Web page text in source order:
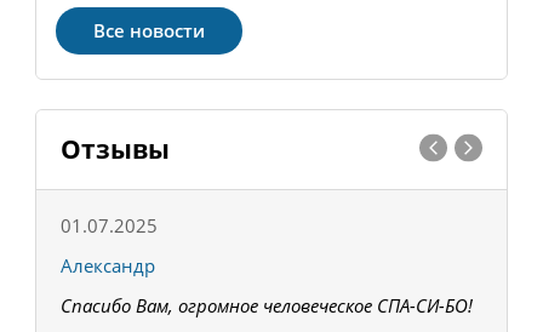
Все новости
Отзывы
01.07.2025
Александр
Спасибо Вам, огромное человеческое СПА-СИ-БО!